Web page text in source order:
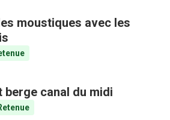
moustiques avec les
berge canal du midi